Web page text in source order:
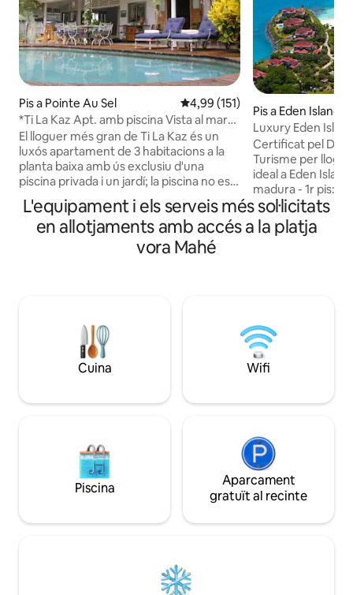
Pis a Pointe Au Sel 4,99 de puntuació mitjana d'un
4,99 (151)
*Ti La Kaz Apt. amb piscina Vista al mar
dutxes exteriors
El lloguer més gran de Ti La Kaz és un
luxós apartament de 3 habitacions a la
planta baixa amb ús exclusiu d'una
piscina privada i un jardí; la piscina no es
comparteix amb el lloguer de la planta
de dalt. Dissenyat en estil colonial crioll
amb un aire modern de casa de platja i
una decoració tropical elegant a tot
l'allotjament. Lluminós, airejat i espaiós,
Ideal per a una escapada relaxant a l'illa.
Pis a Eden Island
Luxury Eden
tranquil a prop de
Certificat pel
Turisme per llogar Amb una ubicació
ideal a Eden
madura - 1r pis:
a nens sense
- vistes a la badia
sala d'estar
Aire condicionat
de golf
L'equipament i els serveis més sol·licitats
en allotjaments amb accés a la platja
vora Mahé
Cuina Wifi
Piscina
Aparcament
gratuït al recinte